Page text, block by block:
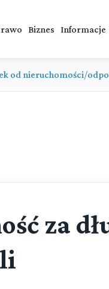
Biznes Informacje
od nieruchomości/
za